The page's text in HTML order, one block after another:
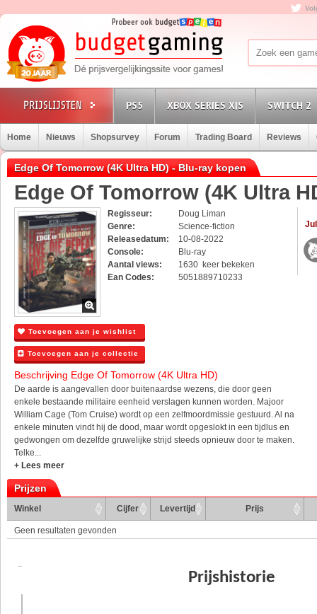
PS5 XBOX SERIES X|S SWITCH 2
Home Nieuws Shopsurvey Forum Trading Board Reviews
Edge Of Tomorrow (4K Ultra HD) - Blu-ray kopen
Edge Of Tomorrow (4K Ultra
Regisseur:
Doug Liman
Genre:
Science-fiction
Releasedatum:
10-08-2022
Console:
Blu-ray
Aantal views:
1630 keer bekeken
Ean Codes:
5051889710233
Toevoegen aan je wishlist
Toevoegen aan je collectie
Beschrijving Edge Of Tomorrow (4K Ultra HD)
De aarde is aangevallen door buitenaardse wezens, die door geen
enkele bestaande militaire eenheid verslagen kunnen worden. Majoor
William Cage (Tom Cruise) wordt op een zelfmoordmissie gestuurd. Al na
enkele minuten vindt hij de dood, maar wordt opgeslokt in een tijdlus en
gedwongen om dezelfde gruwelijke strijd steeds opnieuw door te maken.
Telke...
+ Lees meer
Prijzen
Winkel Cijfer Levertijd Prijs
Geen resultaten gevonden